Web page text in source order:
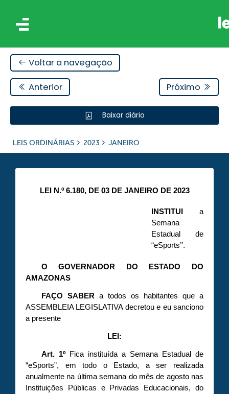
Voltar a navegação
Anterior Próximo
Baixar diário
LEIS ORDINÁRIAS 2023 JANEIRO
LEI N.º 6.180, DE 03 DE JANEIRO DE 2023
INSTITUI a
Semana
Estadual de
“eSports’’.
O GOVERNADOR DO ESTADO DO
AMAZONAS
FAÇO SABER a todos os habitantes que a
ASSEMBLEIA LEGISLATIVA decretou e eu sanciono
a presente
LEI:
Art. 1º Fica instituída a Semana Estadual de
“eSports”, em todo o Estado, a ser realizada
anualmente na última semana do mês de agosto nas
Instituições Públicas e Privadas Educacionais, do